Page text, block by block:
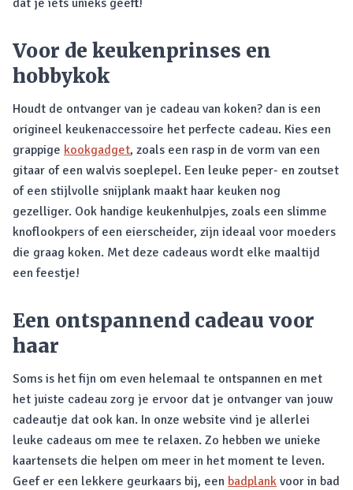
dat je iets unieks geeft!
Voor de keukenprinses en
hobbykok
Houdt de ontvanger van je cadeau van koken? dan is een
origineel keukenaccessoire het perfecte cadeau. Kies een
grappige kookgadget, zoals een rasp in de vorm van een
gitaar of een walvis soeplepel. Een leuke peper- en zoutset
of een stijlvolle snijplank maakt haar keuken nog
gezelliger. Ook handige keukenhulpjes, zoals een slimme
knoflookpers of een eierscheider, zijn ideaal voor moeders
die graag koken. Met deze cadeaus wordt elke maaltijd
een feestje!
Een ontspannend cadeau voor
haar
Soms is het fijn om even helemaal te ontspannen en met
het juiste cadeau zorg je ervoor dat je ontvanger van jouw
cadeautje dat ook kan. In onze website vind je allerlei
leuke cadeaus om mee te relaxen. Zo hebben we unieke
kaartensets die helpen om meer in het moment te leven.
Geef er een lekkere geurkaars bij, een badplank voor in bad